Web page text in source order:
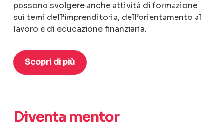
possono svolgere anche attività di formazione
sui temi dell’imprenditoria, dell’orientamento al
lavoro e di educazione finanziaria.
Scopri di più
Diventa mentor